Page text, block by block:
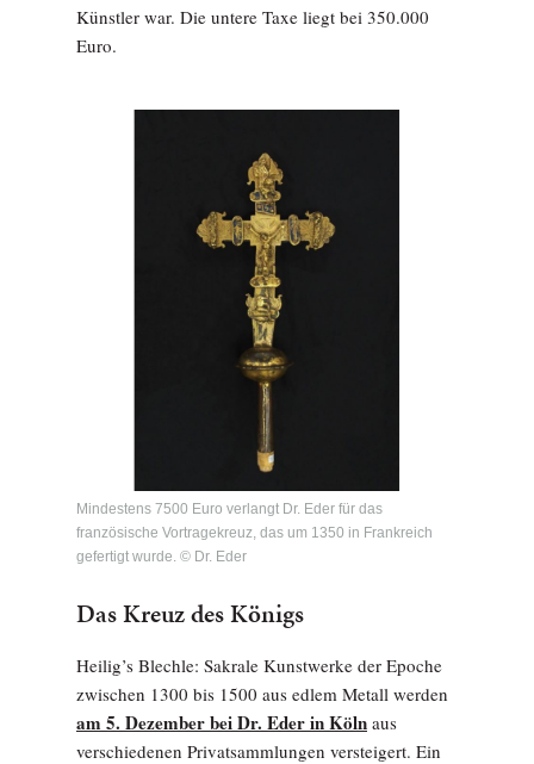
Künstler war. Die untere Taxe liegt bei 350.000
Euro.
Mindestens 7500 Euro verlangt Dr. Eder für das
französische Vortragekreuz, das um 1350 in Frankreich
gefertigt wurde. © Dr. Eder
Das Kreuz des Königs
Heilig’s Blechle: Sakrale Kunstwerke der Epoche
zwischen 1300 bis 1500 aus edlem Metall werden
am 5. Dezember bei Dr. Eder in Köln aus
verschiedenen Privatsammlungen versteigert. Ein